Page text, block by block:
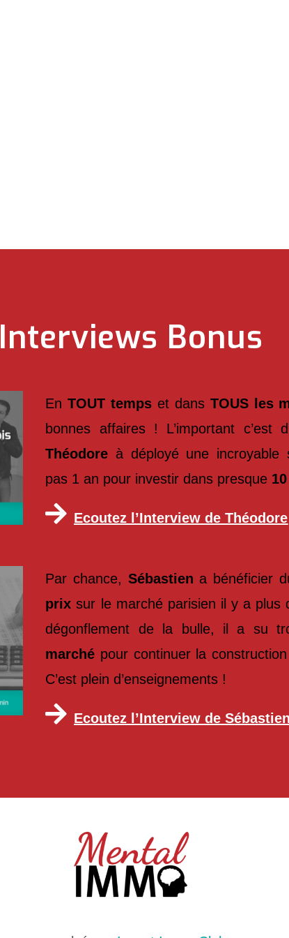
Interviews Bonus
EnTOUT temps et dans TOUS les
bonnes affaires ! L’important c’est
Théodore à déployé une incroyable
pas 1 an pour investir dans presque
Ecoutez l’Interview de Théodore
Par chance, Sébastien a bénéficier
prix sur le marché parisien il y a plus
dégonflement de la bulle, il a su
marché pour continuer la
C’est plein d’enseignements !
Ecoutez l’Interview de